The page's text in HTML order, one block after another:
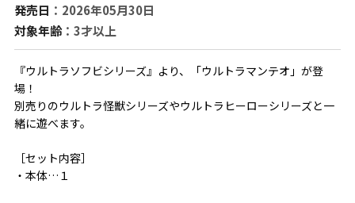
発売日 ：2026年05月30日
対象年齢：3才以上
『ウルトラソフビシリーズ』より、「ウルトラマンテオ」が登
場！
別売りのウルトラ怪獣シリーズやウルトラヒーローシリーズと一
緒に遊べます。
［セット内容］
・本体…１